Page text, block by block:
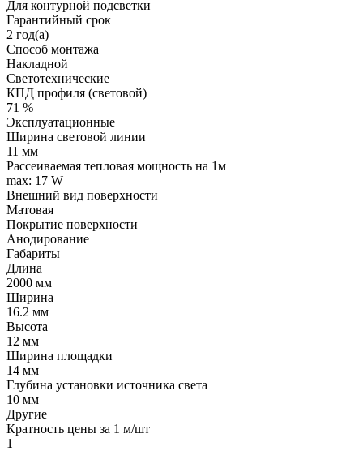
Для контурной подсветки
Гарантийный срок
2 год(а)
Способ монтажа
Накладной
Светотехнические
КПД профиля (cветовой)
71 %
Эксплуатационные
Ширина световой линии
11 мм
Рассеиваемая тепловая мощность на 1м
max: 17 W
Внешний вид поверхности
Матовая
Покрытие поверхности
Анодирование
Габариты
Длина
2000 мм
Ширина
16.2 мм
Высота
12 мм
Ширина площадки
14 мм
Глубина установки источника света
10 мм
Другие
Кратность цены за 1 м/шт
1